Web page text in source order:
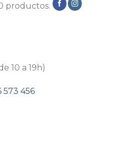
productos.
10 a 19h)
573 456